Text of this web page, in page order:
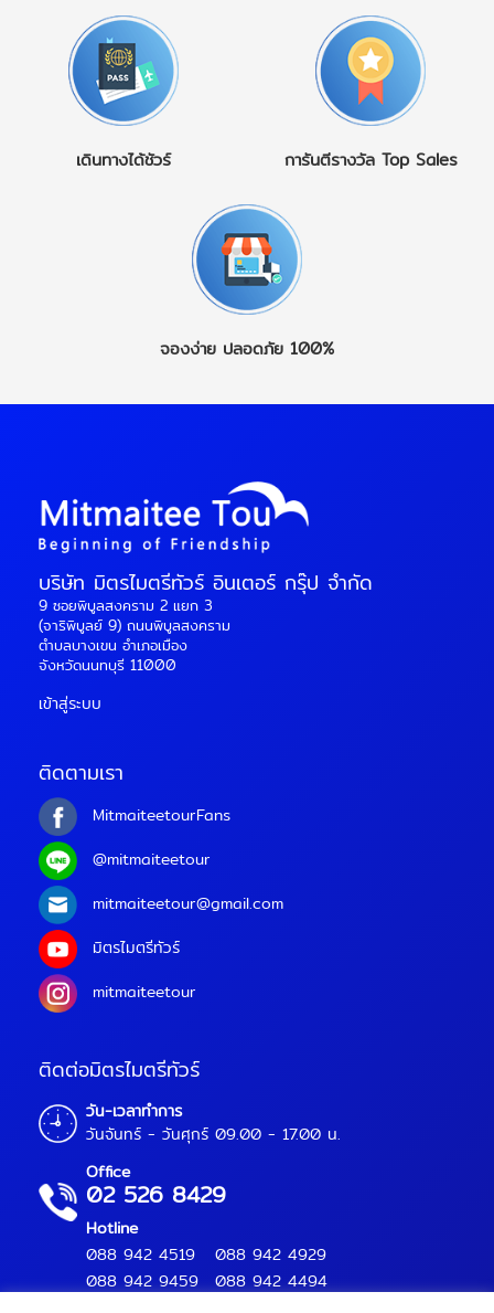
ตัดกับภูเขา วัดโบราณ และ
แม่น้ำ สร้างบรรยากาศโร
แมนติกจนยากจะลืม
นอกจากธรรมชาติอันงดงาม
แล้ว ญี่ปุ่นยังมีอาหารขึ้นชื่อ
อย่างซูชิ ราเมน วากิว และ
ขนมหวานตามฤดูกาล รวม
ทั้งในโตเกียว โอซาก้า และฟุ
กุโอกะ ห้ามพลาด ชมภูเขาไฟ
ฟูจิ เที่ยวเกียวโตและวัด
โบราณ แช่ออนเซ็นท่ามกลาง
Continued
เอเชียเข้าด้วยกัน ชมความยิ่ง
ใหญ่ของ สุเหร่าโซเฟีย
(Hagia Sophia), มัสยิดบลู
มอสก์, พระราชวังทอปกาปี
และล่องเรือช่องแคบบอสฟ
อรัส สัมผัสเสน่ห์เมืองเก่าที่มี
ชีวิตชีวาไม่เคยหลับใหล คัป
(Cappadocia)ไฮไลท์ระดับ
โลกกับการ ขึ้นบอลลูนลม
ร้อนยามเช้า ชมภูมิประเทศ
หินรูปร่างแปลกตา (Fairy
นักท่องเที่ยวทั่วโลกใฝ่ฝัน ปา
ท่องเที่ยว วัฒนธรรม
ธรรมชาติ และประสบการณ์
แท้ของจีน ในอดีต ทัวร์จีน
ราคาถูกมักแฝงด้วยการพา
ไปลงร้านหลายแห่ง ทำให้นัก
อารมณ์ และรู้สึกกดดันใน
ลงร้าน เกิดขึ้นเพื่อตอบโจทย์
นักเดินทางยุคใหม่ที่ต้องการ
คุณภาพ ความโปร่งใส และ
ความคุ้มค่าอย่างแท้จริง
ข้อดีของทัวร์จีนไม่ลงร้าน ที่
ได้เต็มเวลา ไม่เสียวันไปกับ
สำหรับผู้ที่อยาก เที่ยวจีน
แบบคุณภาพ 2. ไม่มีแรง
กดดัน ไม่ต้องซื้อของ นัก
ท่องเที่ยวจำนวนมากกังวล
เรื่อง …Continued
เดินทางได้ชัวร์ การันตีรางวัล Top Sales
จองง่าย ปลอดภัย 100%
บริษัท มิตรไมตรีทัวร์ อินเตอร์ กรุ๊ป จำกัด
9 ซอยพิบูลสงคราม 2 แยก 3
(จาริพิบูลย์ 9) ถนนพิบูลสงคราม
ตำบลบางเขน อำเภอเมือง
จังหวัดนนทบุรี 11000
เข้าสู่ระบบ
ติดตามเรา
MitmaiteetourFans
@mitmaiteetour
mitmaiteetour@gmail.com
มิตรไมตรีทัวร์
mitmaiteetour
ติดต่อมิตรไมตรีทัวร์
วัน-เวลาทำการ
วันจันทร์ - วันศุกร์ 09.00 - 17.00 น.
Office
02 526 8429
Hotline
088 942 4519
088 942 9459
088 942 4929
088 942 4494